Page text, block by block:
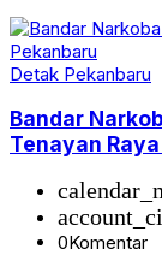
Detak Pekanbaru
Bandar
Tenayan
0Komentar